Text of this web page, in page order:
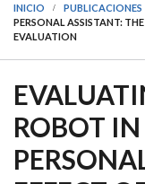
INICIO PUBLICACIONES
PERSONAL ASSISTANT:
EVALUATION
ROBOT